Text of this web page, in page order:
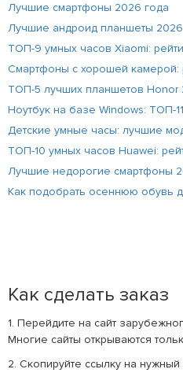
Лучшие смартфоны 2026 года
Лучшие андроид планшеты 2026
ТОП-9 умных часов Xiaomi:
Смартфоны с хорошей камерой:
ТОП-5 лучших планшетов Honor
Ноутбук на базе Windows: ТОП-
Детские умные часы: лучшие
ТОП-10 умных часов Huawei:
Лучшие недорогие смартфоны
Как подобрать осеннюю обувь
Как сделать заказ
1. Перейдите на сайт
Многие сайты открываются
2. Скопируйте ссылку на нужный